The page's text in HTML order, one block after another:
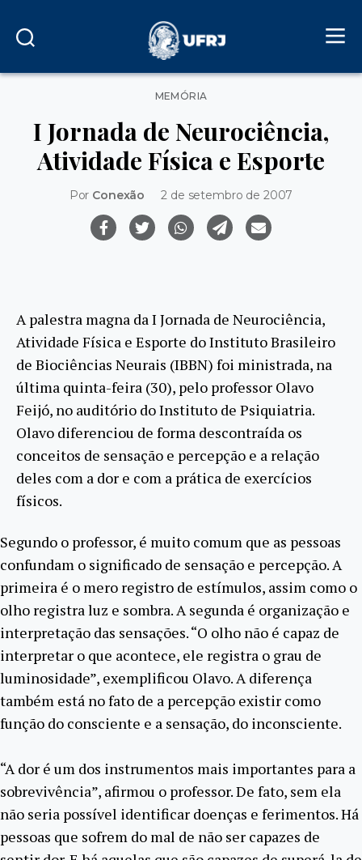
Categorias
MEMÓRIA
I Jornada de Neurociência,
Atividade Física e Esporte
Por Conexão 2 de setembro de 2007
A palestra magna da I Jornada de Neurociência,
Atividade Física e Esporte do Instituto Brasileiro
de Biociências Neurais (IBBN) foi ministrada, na
última quinta-feira (30), pelo professor Olavo
Feijó, no auditório do Instituto de Psiquiatria.
Olavo diferenciou de forma descontraída os
conceitos de sensação e percepção e a relação
deles com a dor e com a prática de exercícios
físicos.
Segundo o professor, é muito comum que as pessoas
confundam o significado de sensação e percepção. A
primeira é o mero registro de estímulos, assim como o
olho registra luz e sombra. A segunda é organização e
interpretação das sensações. “O olho não é capaz de
interpretar o que acontece, ele registra o grau de
luminosidade”, exemplificou Olavo. A diferença
também está no fato de a percepção existir como
função do consciente e a sensação, do inconsciente.
“A dor é um dos instrumentos mais importantes para a
sobrevivência”, afirmou o professor. De fato, sem ela
não seria possível identificar doenças e ferimentos. Há
pessoas que sofrem do mal de não ser capazes de